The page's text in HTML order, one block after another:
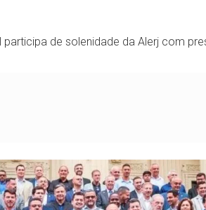
de solenidade da Alerj com